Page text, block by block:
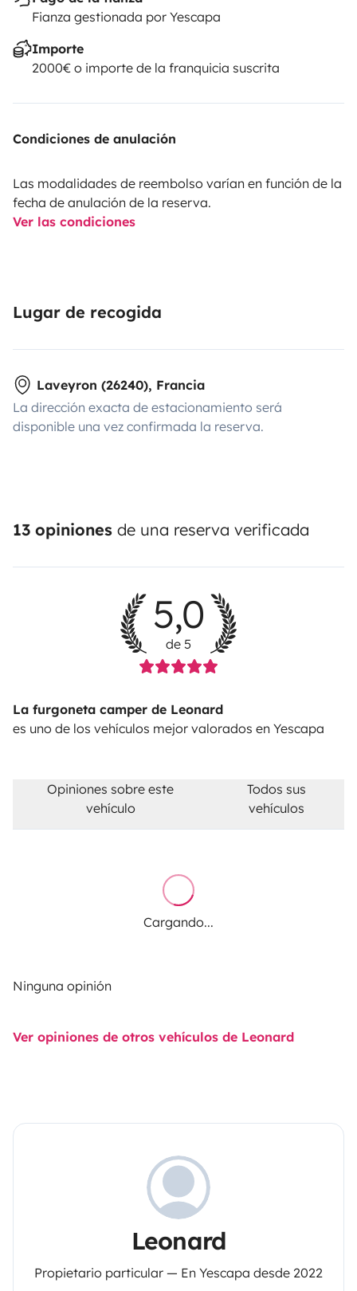
Fianza gestionada por Yescapa
Importe
2000€ o importe de la franquicia suscrita
Condiciones de anulación
Las modalidades de reembolso varían en función de la
fecha de anulación de la reserva.
Ver las condiciones
Lugar de recogida
Laveyron (26240), Francia
La dirección exacta de estacionamiento será
disponible una vez confirmada la reserva.
13 opiniones de una reserva verificada
5,0
de 5
La furgoneta camper de Leonard
es uno de los vehículos mejor valorados en Yescapa
Opiniones sobre este
vehículo
Todos sus
vehículos
Cargando...
Ninguna opinión
Ver opiniones de otros vehículos de Leonard
Leonard
Propietario particular — En Yescapa desde 2022